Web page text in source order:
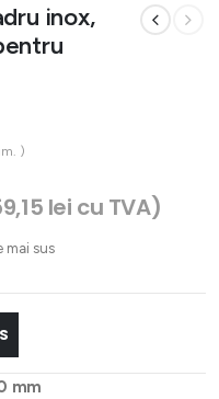
inox,
)
lei cu TVA)
mai sus
mm